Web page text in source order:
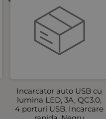
Incarcator auto USB cu
lumina LED, 3A, QC3.0,
4 porturi USB, Incarcare